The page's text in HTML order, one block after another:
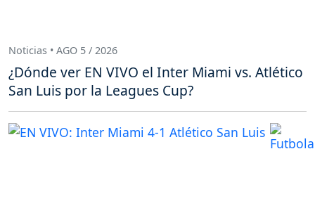
Noticias • AGO 5 / 2026
¿Dónde ver EN VIVO el Inter Miami vs. Atlético
San Luis por la Leagues Cup?